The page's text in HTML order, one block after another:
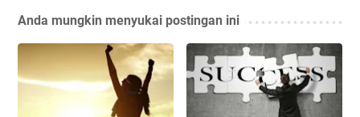
Anda mungkin menyukai postingan ini